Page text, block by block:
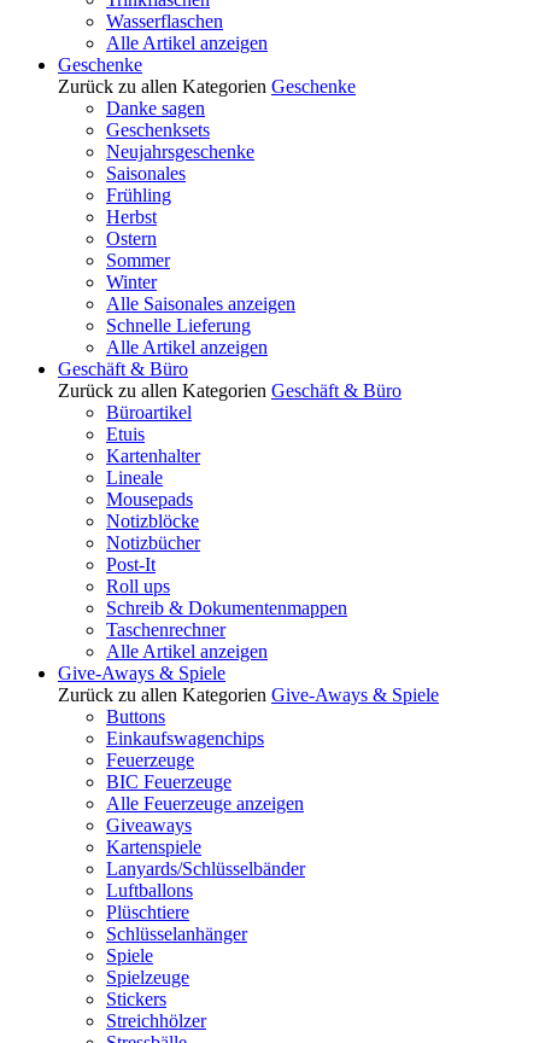
Wasserflaschen
Alle Artikel anzeigen
Geschenke
Zurück zu allen Kategorien Geschenke
Danke sagen
Geschenksets
Neujahrsgeschenke
Saisonales
Frühling
Herbst
Ostern
Sommer
Winter
Alle Saisonales anzeigen
Schnelle Lieferung
Alle Artikel anzeigen
Geschäft & Büro
Zurück zu allen Kategorien Geschäft & Büro
Büroartikel
Etuis
Kartenhalter
Lineale
Mousepads
Notizblöcke
Notizbücher
Post-It
Roll ups
Schreib & Dokumentenmappen
Taschenrechner
Alle Artikel anzeigen
Give-Aways & Spiele
Zurück zu allen Kategorien Give-Aways & Spiele
Buttons
Einkaufswagenchips
Feuerzeuge
BIC Feuerzeuge
Alle Feuerzeuge anzeigen
Giveaways
Kartenspiele
Lanyards/Schlüsselbänder
Luftballons
Plüschtiere
Schlüsselanhänger
Spiele
Spielzeuge
Stickers
Streichhölzer